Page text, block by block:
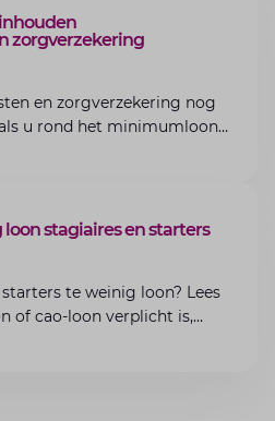
zorgverzekering
en zorgverzekering nog
u rond het minimumloon
stagiaires en starters
te weinig loon? Lees
of cao-loon verplicht is,